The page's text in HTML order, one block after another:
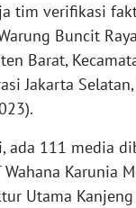
tim verifikasi
Buncit
Barat,
Jakarta
ada 111 media
Karunia
Utama Kanjeng